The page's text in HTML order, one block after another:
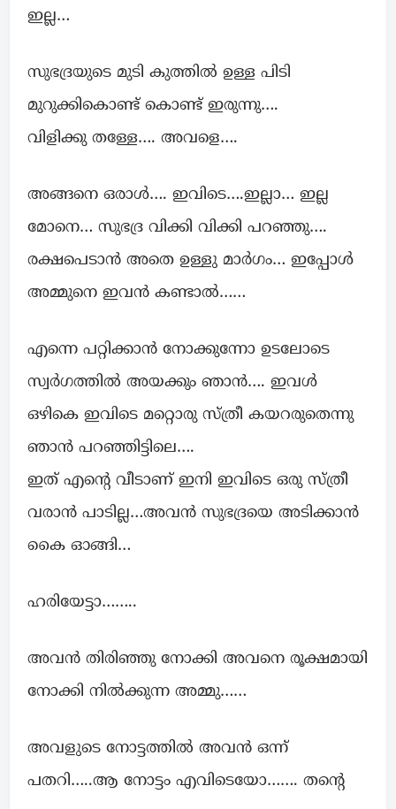
ഇല്ല…
സുഭദ്രയുടെ മുടി കുത്തിൽ ഉള്ള പിടി
മുറുക്കികൊണ്ട് കൊണ്ട് ഇരുന്നു….
വിളിക്കു തള്ളേ…. അവളെ….
അങ്ങനെ ഒരാൾ…. ഇവിടെ….ഇല്ലാ… ഇല്ല
മോനെ… സുഭദ്ര വിക്കി വിക്കി പറഞ്ഞു….
രക്ഷപെടാൻ അതെ ഉള്ളു മാർഗം… ഇപ്പോൾ
അമ്മുനെ ഇവൻ കണ്ടാൽ……
എന്നെ പറ്റിക്കാൻ നോക്കുന്നോ ഉടലോടെ
സ്വർഗത്തിൽ അയക്കും ഞാൻ…. ഇവൾ
ഒഴികെ ഇവിടെ മറ്റൊരു സ്ത്രീ കയറരുതെന്നു
ഞാൻ പറഞ്ഞിട്ടിലെ….
ഇത് എന്റെ വീടാണ് ഇനി ഇവിടെ ഒരു സ്ത്രീ
വരാൻ പാടില്ല…അവൻ സുഭദ്രയെ അടിക്കാൻ
കൈ ഓങ്ങി…
ഹരിയേട്ടാ……..
അവൻ തിരിഞ്ഞു നോക്കി അവനെ രൂക്ഷമായി
നോക്കി നിൽക്കുന്ന അമ്മു……
അവളുടെ നോട്ടത്തിൽ അവൻ ഒന്ന്
പതറി…..ആ നോട്ടം എവിടെയോ……. തന്റെ